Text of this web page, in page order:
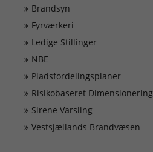
Fyrværkeri
Kontakt
Kurser
Ledige Stillinger
Brandsyn
Fyrværkeri
Ledige Stillinger
NBE
Pladsfordelingsplaner
Risikobaseret Dimensionering
Sirene Varsling
Vestsjællands Brandvæsen